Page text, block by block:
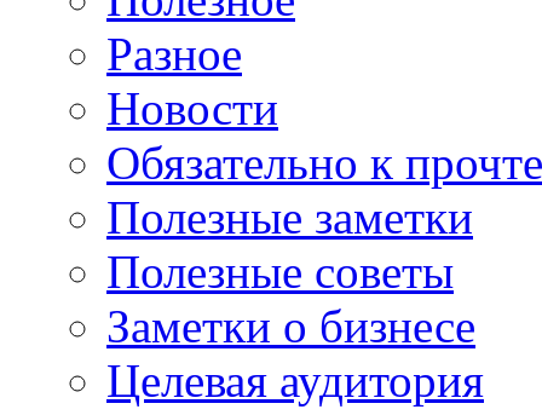
Разное
Новости
Обязательно к
Полезные заметки
Полезные советы
Заметки о бизнесе
Целевая аудитория